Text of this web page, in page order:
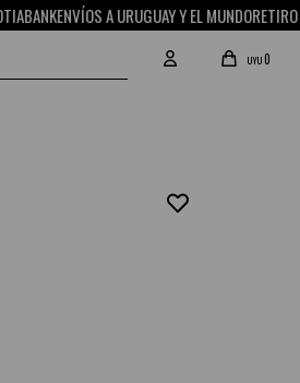
A URUGUAY Y EL MUNDORETIRO GRATIS EN
UYU0